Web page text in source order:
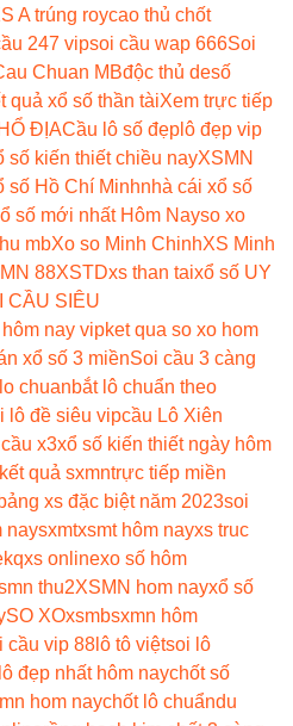
A trúng roycao thủ chốt
247 vipsoi cầu wap 666Soi
Chuan MBđộc thủ desố
quả xổ số thần tàiXem trực tiếp
ĐỊACầu lô số đẹp lô đẹp vip
số kiến thiết chiều nayXSMN
số Hồ Chí Minhnhà cái xổ số
số mới nhất Hôm Nayso xo
mbXo so Minh ChinhXS Minh
88XSTDxs than taixổ số UY
CẦU SIÊU
nay vipket qua so xo hom
xổ số 3 miềnSoi cầu 3 càng
chuanbắt lô chuẩn theo
lô đề siêu vipcầu Lô Xiên
x3xổ số kiến thiết ngày hôm
quả sxmntrực tiếp miền
bảng xs đặc biệt năm 2023soi
naysxmtxsmt hôm nayxs truc
kqxs onlinexo số hôm
thu2XSMN hom nayxổ số
SO XOxsmbsxmn hôm
cầu vip 88 lô tô việtsoi lô
đẹp nhất hôm naychốt số
hom naychốt lô chuẩndu